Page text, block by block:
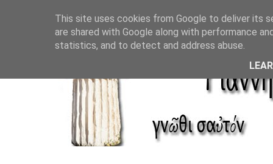
This site uses cookies from Google to deliver its
are shared with Google along with performance
statistics, and to detect and address abuse.